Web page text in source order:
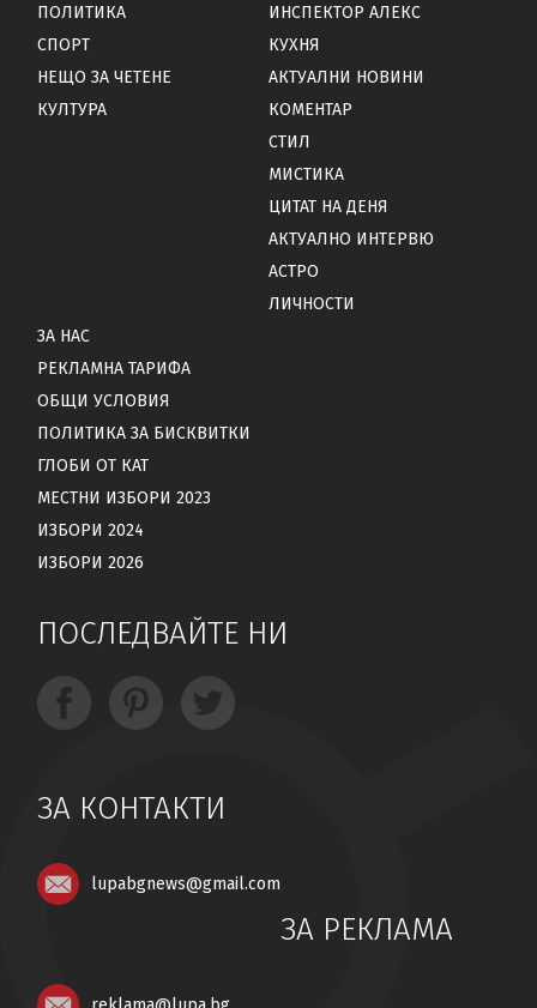
ПОЛИТИКА
СПОРТ
НЕЩО ЗА ЧЕТЕНЕ
КУЛТУРА
ИНСПЕКТОР АЛЕКС
КУХНЯ
АКТУАЛНИ НОВИНИ
КОМЕНТАР
СТИЛ
МИСТИКА
ЦИТАТ НА ДЕНЯ
АКТУАЛНО ИНТЕРВЮ
АСТРО
ЛИЧНОСТИ
ЗА НАС
РЕКЛАМНА ТАРИФА
ОБЩИ УСЛОВИЯ
ПОЛИТИКА ЗА БИСКВИТКИ
ГЛОБИ ОТ КАТ
МЕСТНИ ИЗБОРИ 2023
ИЗБОРИ 2024
ИЗБОРИ 2026
ПОСЛЕДВАЙТЕ НИ
ЗА КОНТАКТИ
lupabgnews@gmail.com
ЗА РЕКЛАМА